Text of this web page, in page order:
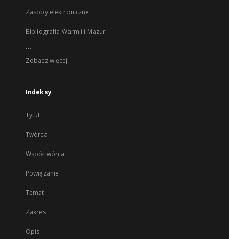
Zasoby elektroniczne
Bibliografia Warmii i Mazur
...
Zobacz więcej
Indeksy
Tytuł
Twórca
Współtwórca
Powiązanie
Temat
Zakres
Opis